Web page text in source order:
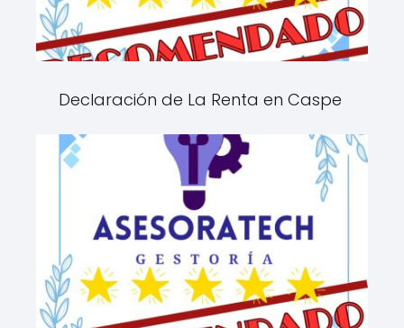
Declaración de La Renta en Caspe